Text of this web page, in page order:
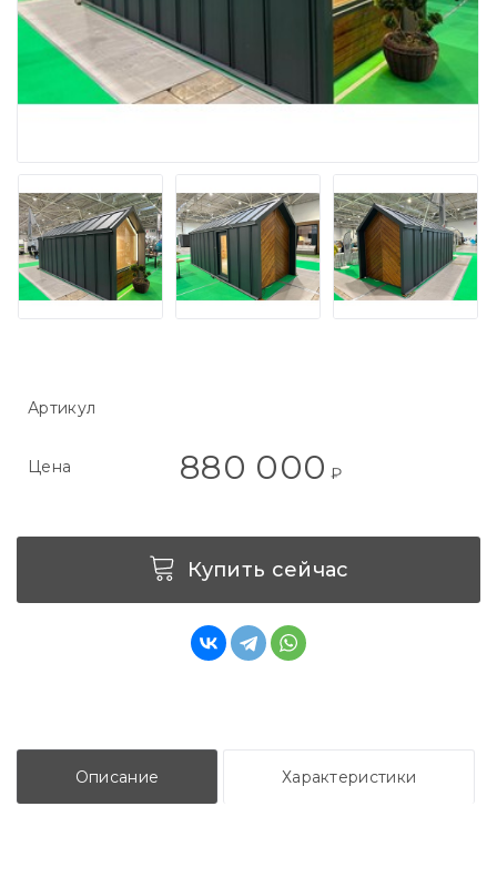
Артикул
Цена 880 000 ₽
Купить сейчас
Описание Характеристики